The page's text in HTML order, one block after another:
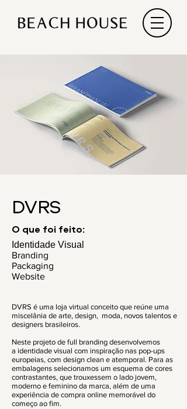
DVRS é uma loja virtual conceito que reúne uma
miscelânia de arte, design, moda, novos talentos e
designers brasileiros.
Neste projeto de full branding desenvolvemos
a identidade visual com inspiração nas pop-ups
europeias, com design clean e atemporal. Para as
embalagens selecionamos um esquema de cores
contrastantes, que trouxessem o lado jovem,
moderno e feminino da marca, além de uma
experiência de compra online memorável do
começo ao fim.
O que foi feito:
DVRS
Identidade Visual
Branding
Packaging
Website